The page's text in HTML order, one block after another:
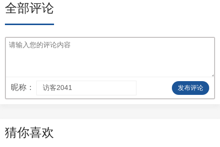
全部评论
昵称： 发布评论
猜你喜欢